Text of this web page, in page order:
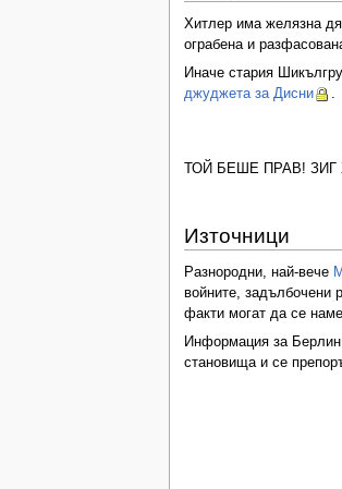
Хитлер има желязна
ограбена и
Иначе стария
джуджета за Дисни
ТОЙ БЕШЕ ПРАВ! ЗИГ
Източници
Разнородни, най-вече
войните, задълбочени
факти могат да се
Информация за Берлин
становища и се